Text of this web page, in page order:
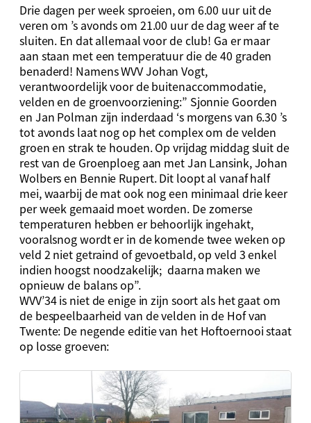
Drie dagen per week sproeien, om 6.00 uur uit de
veren om ’s avonds om 21.00 uur de dag weer af te
sluiten. En dat allemaal voor de club! Ga er maar
aan staan met een temperatuur die de 40 graden
benaderd! Namens WVV Johan Vogt,
verantwoordelijk voor de buitenaccommodatie,
velden en de groenvoorziening:” Sjonnie Goorden
en Jan Polman zijn inderdaad ‘s morgens van 6.30 ’s
tot avonds laat nog op het complex om de velden
groen en strak te houden. Op vrijdag middag sluit de
rest van de Groenploeg aan met Jan Lansink, Johan
Wolbers en Bennie Rupert. Dit loopt al vanaf half
mei, waarbij de mat ook nog een minimaal drie keer
per week gemaaid moet worden. De zomerse
temperaturen hebben er behoorlijk ingehakt,
vooralsnog wordt er in de komende twee weken op
veld 2 niet getraind of gevoetbald, op veld 3 enkel
indien hoogst noodzakelijk; daarna maken we
opnieuw de balans op”.
WVV’34 is niet de enige in zijn soort als het gaat om
de bespeelbaarheid van de velden in de Hof van
Twente: De negende editie van het Hoftoernooi staat
op losse groeven: